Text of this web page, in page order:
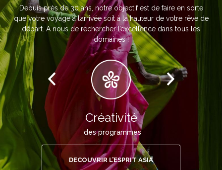
Depuis près de 30 ans, notre objectif est de faire en sorte
que votre voyage à l’arrivée soit à la hauteur de votre rêve de
départ. A nous de rechercher l’excellence dans tous les
domaines !
Créativité
des programmes
DECOUVRIR L’ESPRIT ASIA